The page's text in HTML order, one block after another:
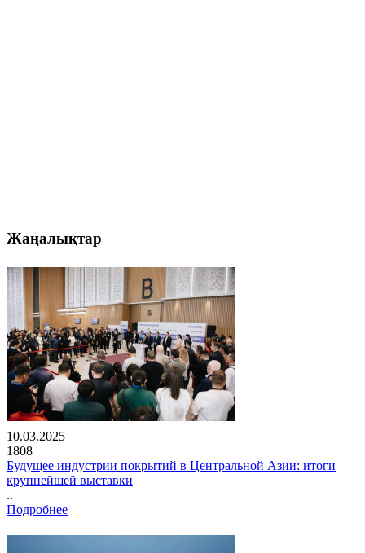
Жаңалықтар
10.03.2025
1808
Будущее индустрии покрытий в Центральной Азии: итоги
крупнейшей выставки
..
Подробнее